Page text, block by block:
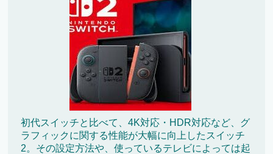
初代スイッチと比べて、4K対応・HDR対応など、グ
ラフィックに関する性能が大幅に向上したスイッチ
2。その設定方法や、使っているテレビによっては起